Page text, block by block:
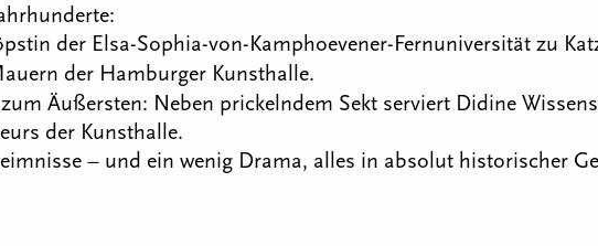
der Elsa-Sophia-von-Kamphoevener-Fernuniversität zu
der Hamburger Kunsthalle.
Äußersten: Neben prickelndem Sekt serviert Didine
der Kunsthalle.
– und ein wenig Drama, alles in absolut historischer